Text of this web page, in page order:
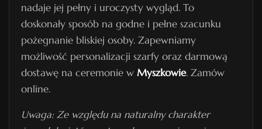
b
o
w
a
N
r
nadaje jej pełny i uroczysty wygląd. To
doskonały sposób na godne i pełne szacunku
pożegnanie bliskiej osoby. Zapewniamy
możliwość personalizacji szarfy oraz darmową
dostawę na ceremonie w Myszkowie. Zamów
online.
Uwaga: Ze względu na naturalny charakter